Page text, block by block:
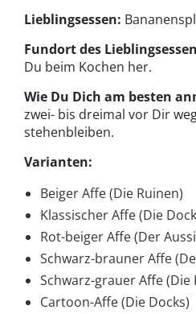
Lieblingsessen:
Fundort des
Du beim Kochen her.
Wie Du Dich am besten
zwei- bis dreimal vor Dir
stehenbleiben.
Varianten:
Beiger Affe (Die Ruinen)
Klassischer Affe (Die
Rot-beiger Affe (Der
Schwarz-brauner Affe
Schwarz-grauer Affe (Die
Cartoon-Affe (Die Docks)